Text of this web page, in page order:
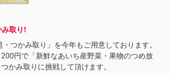
取り!
つかみ取り」を今年もご用意しております。
円で「新鮮なあいち産野菜・果物のつめ放
かみ取りに挑戦して頂けます。